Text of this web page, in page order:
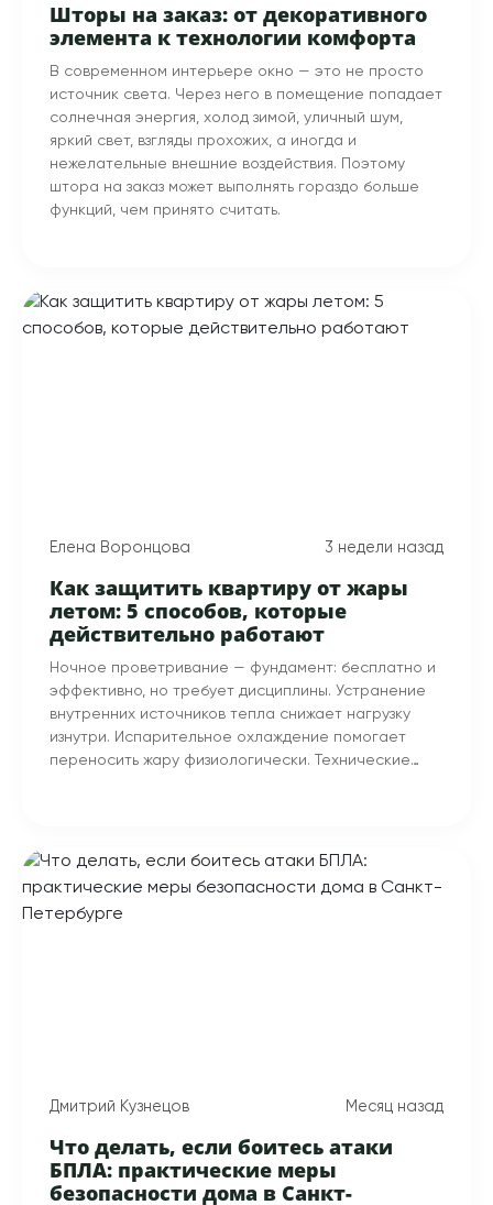
Шторы на заказ: от декоративного
элемента к технологии комфорта
В современном интерьере окно — это не просто
источник света. Через него в помещение попадает
солнечная энергия, холод зимой, уличный шум,
яркий свет, взгляды прохожих, а иногда и
нежелательные внешние воздействия. Поэтому
штора на заказ может выполнять гораздо больше
функций, чем принято считать.
Елена Воронцова 3 недели назад
Как защитить квартиру от жары
летом: 5 способов, которые
действительно работают
Ночное проветривание — фундамент: бесплатно и
эффективно, но требует дисциплины. Устранение
внутренних источников тепла снижает нагрузку
изнутри. Испарительное охлаждение помогает
переносить жару физиологически. Технические
Дмитрий Кузнецов Месяц назад
Что делать, если боитесь атаки
БПЛА: практические меры
безопасности дома в Санкт-